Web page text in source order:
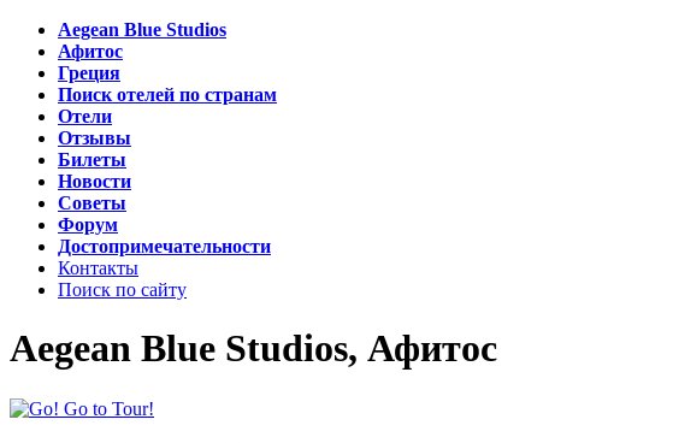
Aegean Blue Studios
Афитос
Греция
Поиск отелей по странам
Отели
Отзывы
Билеты
Новости
Советы
Форум
Достопримечательности
Контакты
Поиск по сайту
Aegean Blue Studios, Афитос